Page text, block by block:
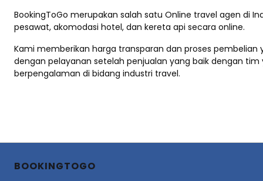
BookingToGo merupakan salah satu Online travel agen di
pesawat, akomodasi hotel, dan kereta api secara online.
Kami memberikan harga transparan dan proses
dengan pelayanan setelah penjualan yang baik dengan
berpengalaman di bidang industri travel.
BOOKINGTOGO